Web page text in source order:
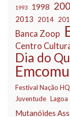
1993 1998
2013 2014
Banca Zoop
Centro
Dia do
Festival Nação HQ
Juventude Lagoa
Mutanóides